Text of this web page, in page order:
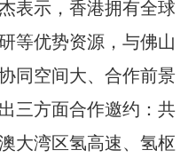
表示，香港拥有全球
等优势资源，与佛山
同空间大、合作前景
三方面合作邀约：共
大湾区氢高速、氢枢